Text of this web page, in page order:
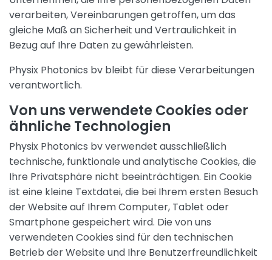
verarbeiten, Vereinbarungen getroffen, um das
gleiche Maß an Sicherheit und Vertraulichkeit in
Bezug auf Ihre Daten zu gewährleisten.
Physix Photonics bv bleibt für diese Verarbeitungen
verantwortlich.
Von uns verwendete Cookies oder
ähnliche Technologien
Physix Photonics bv verwendet ausschließlich
technische, funktionale und analytische Cookies, die
Ihre Privatsphäre nicht beeinträchtigen. Ein Cookie
ist eine kleine Textdatei, die bei Ihrem ersten Besuch
der Website auf Ihrem Computer, Tablet oder
Smartphone gespeichert wird. Die von uns
verwendeten Cookies sind für den technischen
Betrieb der Website und Ihre Benutzerfreundlichkeit